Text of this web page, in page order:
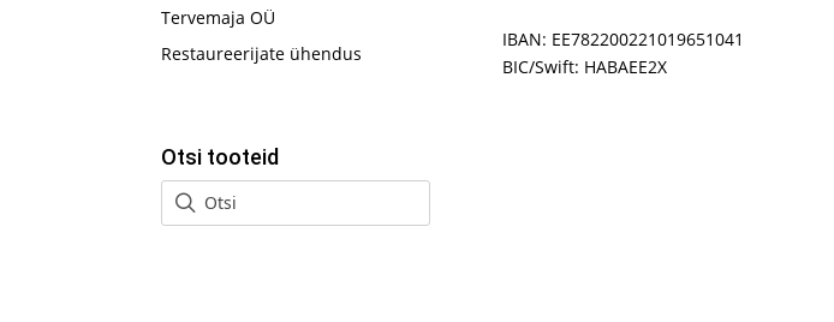
Tervemaja OÜ
Restaureerijate ühendus
Otsi tooteid
IBAN: EE782200221019651041
BIC/Swift: HABAEE2X